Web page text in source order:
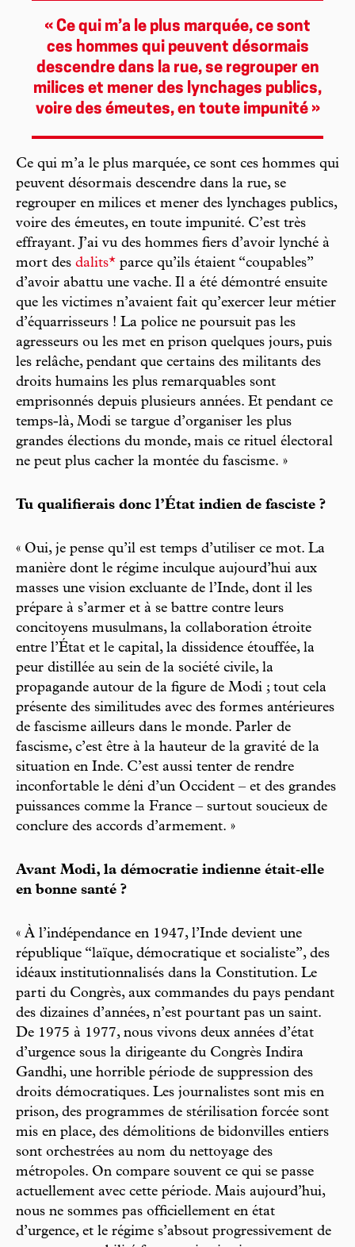
« Ce qui m’a le plus marquée, ce sont
ces hommes qui peuvent désormais
descendre dans la rue, se regrouper en
milices et mener des lynchages publics,
voire des émeutes, en toute impunité »
Ce qui m’a le plus marquée, ce sont ces hommes qui
peuvent désormais descendre dans la rue, se
regrouper en milices et mener des lynchages publics,
voire des émeutes, en toute impunité. C’est très
effrayant. J’ai vu des hommes fiers d’avoir lynché à
mort des dalits* parce qu’ils étaient “coupables”
d’avoir abattu une vache. Il a été démontré ensuite
que les victimes n’avaient fait qu’exercer leur métier
d’équarrisseurs ! La police ne poursuit pas les
agresseurs ou les met en prison quelques jours, puis
les relâche, pendant que certains des militants des
droits humains les plus remarquables sont
emprisonnés depuis plusieurs années. Et pendant ce
temps-là, Modi se targue d’organiser les plus
grandes élections du monde, mais ce rituel électoral
ne peut plus cacher la montée du fascisme. »
Tu qualifierais donc l’État indien de fasciste ?
« Oui, je pense qu’il est temps d’utiliser ce mot. La
manière dont le régime inculque aujourd’hui aux
masses une vision excluante de l’Inde, dont il les
prépare à s’armer et à se battre contre leurs
concitoyens musulmans, la collaboration étroite
entre l’État et le capital, la dissidence étouffée, la
peur distillée au sein de la société civile, la
propagande autour de la figure de Modi ; tout cela
présente des similitudes avec des formes antérieures
de fascisme ailleurs dans le monde. Parler de
fascisme, c’est être à la hauteur de la gravité de la
situation en Inde. C’est aussi tenter de rendre
inconfortable le déni d’un Occident – et des grandes
puissances comme la France – surtout soucieux de
conclure des accords d’armement. »
Avant Modi, la démocratie indienne était‑elle
en bonne santé ?
« À l’indépendance en 1947, l’Inde devient une
république “laïque, démocratique et socialiste”, des
idéaux institutionnalisés dans la Constitution. Le
parti du Congrès, aux commandes du pays pendant
des dizaines d’années, n’est pourtant pas un saint.
De 1975 à 1977, nous vivons deux années d’état
d’urgence sous la dirigeante du Congrès Indira
Gandhi, une horrible période de suppression des
droits démocratiques. Les journalistes sont mis en
prison, des programmes de stérilisation forcée sont
mis en place, des démolitions de bidonvilles entiers
sont orchestrées au nom du nettoyage des
métropoles. On compare souvent ce qui se passe
actuellement avec cette période. Mais aujourd’hui,
nous ne sommes pas officiellement en état
d’urgence, et le régime s’absout progressivement de